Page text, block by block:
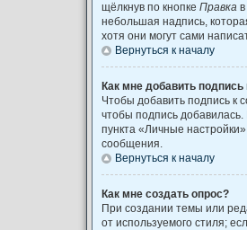
щёлкнув по кнопке Правка
небольшая надпись,
хотя они могут сами
Вернуться к началу
Как мне добавить
Чтобы добавить подпись к
чтобы подпись
пункта «Личные
сообщения.
Вернуться к началу
Как мне создать опрос?
При создании темы или
от используемого стиля;